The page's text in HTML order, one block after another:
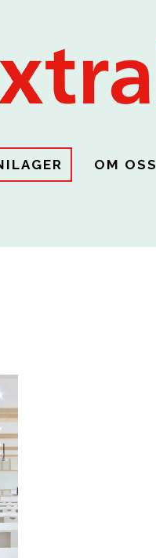
OM OSS